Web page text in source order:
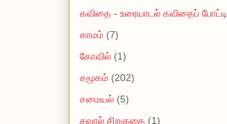
கவிதை - உரையாடல் கவிதைப் போட்டி
காமம் (7)
கோவில் (1)
சமூகம் (202)
சமையல் (5)
சவால் சிறுகதை (1)